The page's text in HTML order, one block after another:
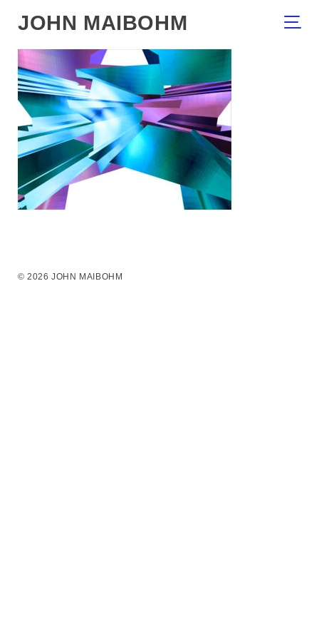
JOHN MAIBOHM
© 2026 JOHN MAIBOHM